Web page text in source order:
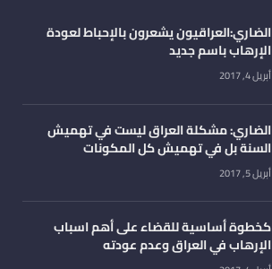
الضاري:العراقيون يشعرون بالإحباط لعودة
الإرهاب باسم جديد
أبريل 4, 2017
الضاري: مشكلة العراق ليست في تهميش
السنة بل في تهميش كل المكونات
أبريل 5, 2017
كخطوة أساسية للقضاء على أهم اسباب
الإرهاب في العراق وعدم عودته